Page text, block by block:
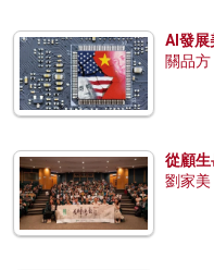
AI發展
關品方
從顧
劉家美